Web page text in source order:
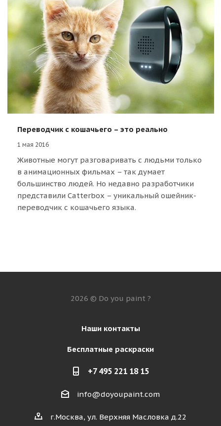
Переводчик с кошачьего – это реально
1 мая 2016
Животные могут разговаривать с людьми только
в анимационных фильмах – так думает
большинство людей. Но недавно разработчики
представили Catterbox – уникальный ошейник-
переводчик с кошачьего языка.
2026 © Do you paint ?
Наши контакты
Бесплатные раскраски
+7 495 221 18 15
info@doyoupaint.com
г.Москва, ул. Верхняя Масловка д.22